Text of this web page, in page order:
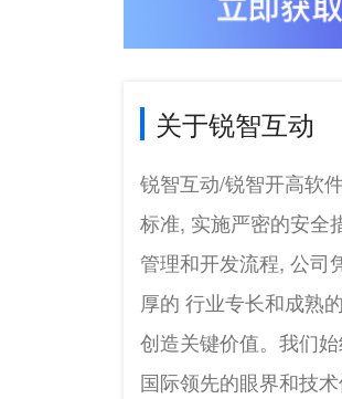
关于锐智互动
锐智互动/锐智开高软
标准, 实施严密的安全
管理和开发流程, 公司
厚的 行业专长和成熟
创造关键价值。我们
国际领先的眼界和技